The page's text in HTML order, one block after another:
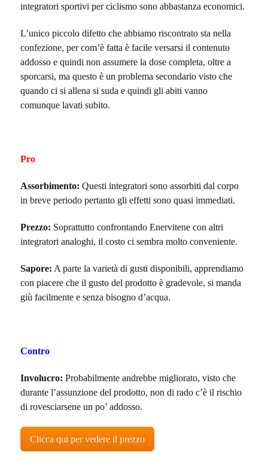
integratori sportivi per ciclismo sono abbastanza economici.
L’unico piccolo difetto che abbiamo riscontrato sta nella
confezione, per com’è fatta è facile versarsi il contenuto
addosso e quindi non assumere la dose completa, oltre a
sporcarsi, ma questo è un problema secondario visto che
quando ci si allena si suda e quindi gli abiti vanno
comunque lavati subito.
Pro
Assorbimento: Questi integratori sono assorbiti dal corpo
in breve periodo pertanto gli effetti sono quasi immediati.
Prezzo: Soprattutto confrontando Enervitene con altri
integratori analoghi, il costo ci sembra molto conveniente.
Sapore: A parte la varietà di gusti disponibili, apprendiamo
con piacere che il gusto del prodotto è gradevole, si manda
giù facilmente e senza bisogno d’acqua.
Contro
Involucro: Probabilmente andrebbe migliorato, visto che
durante l’assunzione del prodotto, non di rado c’è il rischio
di rovesciarsene un po’ addosso.
Clicca qui per vedere il prezzo